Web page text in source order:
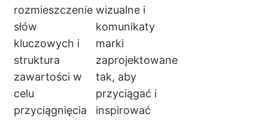
rozmieszczenie
słów
kluczowych i
struktura
zawartości w
celu
przyciągnięcia
wizualne i
komunikaty
marki
zaprojektowane
tak, aby
przyciągać i
inspirować